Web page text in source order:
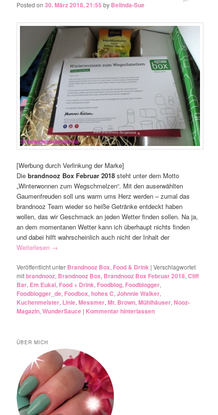
Posted on30. März 2018, 21:55 by Belinda-Sue
[Werbung durch Verlinkung der Marke]
Diebrandnooz Box Februar 2018 steht unter dem Motto
„Winterwonnen zum Wegschmelzen“. Mit den auserwählten
Gaumenfreuden soll uns warm ums Herz werden – zumal das
brandnooz Team wieder so heiße Getränke entdeckt haben
wollen, das wir Geschmack an jeden Wetter finden sollen. Na ja,
an dem momentanen Wetter kann ich überhaupt nichts finden
und dabei hilft wahrscheinlich auch nicht der Inhalt der
Weiterlesen →
Veröffentlicht unter Brandnooz Box, Food & Drink |Verschlagwortet
mitbrandnooz, Brandnooz Box, Brandnooz Box Februar 2018,Cliff
Bar, Em Eukal, Food + Drink, Foodblog, Foodblogger,
Foodblogger_de, Foodbox,hohes C,Johnnie Walker,
Kuchenmeister, Linie,Messmer,Mr. Brown,Mühlhäuser,Nooz-
Magazin,WunderSauce | Kommentar hinterlassen
ÜBER MICH